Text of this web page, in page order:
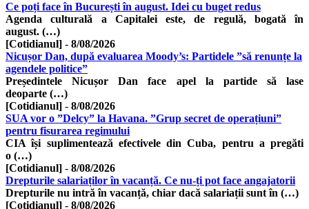
Ce poți face în București în august. Idei cu buget redus
Agenda culturală a Capitalei este, de regulă, bogată în
august. (…)
[Cotidianul] - 8/08/2026
Nicușor Dan, după evaluarea Moody’s: Partidele ”să renunțe la
agendele politice”
Președintele Nicușor Dan face apel la partide să lase
deoparte (…)
[Cotidianul] - 8/08/2026
SUA vor o ”Delcy” la Havana. ”Grup secret de operațiuni”
pentru fisurarea regimului
CIA își suplimentează efectivele din Cuba, pentru a pregăti
o (…)
[Cotidianul] - 8/08/2026
Drepturile salariaților în vacanță. Ce nu-ți pot face angajatorii
Drepturile nu intră în vacanță, chiar dacă salariații sunt în (…)
[Cotidianul] - 8/08/2026